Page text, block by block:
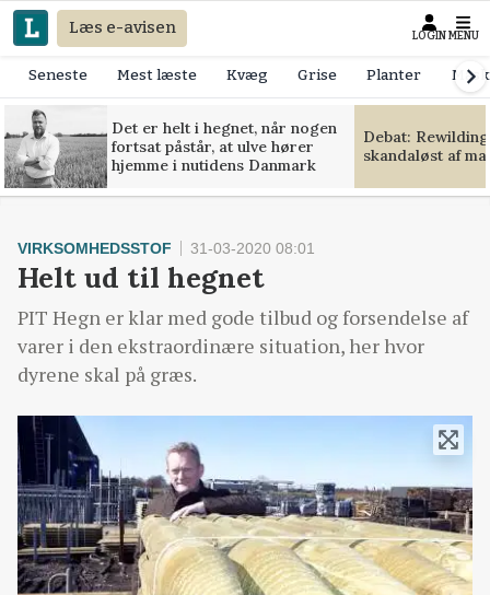
Læs e-avisen LOGIN MENU
Seneste Mest læste Kvæg Grise Planter
Det er helt i hegnet, når nogen
fortsat påstår, at ulve hører
hjemme i nutidens Danmark
Debat:
skandaløst af
VIRKSOMHEDSSTOF 31-03-2020 08:01
Helt ud til hegnet
PIT Hegn er klar med gode tilbud og forsendelse af
varer i den ekstraordinære situation, her hvor
dyrene skal på græs.